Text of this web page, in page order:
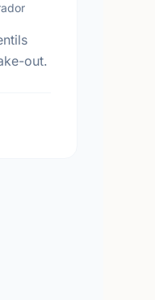
out.